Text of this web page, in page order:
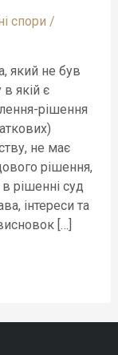
спори /
який не був
якій є
рішення
не має
рішення,
рішенні суд
інтереси та
[…]